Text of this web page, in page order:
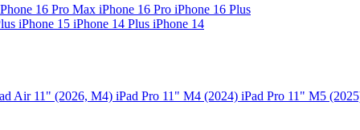
16 Pro Max iPhone 16 Pro iPhone 16 Plus
iPhone 15 iPhone 14 Plus iPhone 14
Air 11" (2026, M4) iPad Pro 11" M4 (2024) iPad Pro 11" M5